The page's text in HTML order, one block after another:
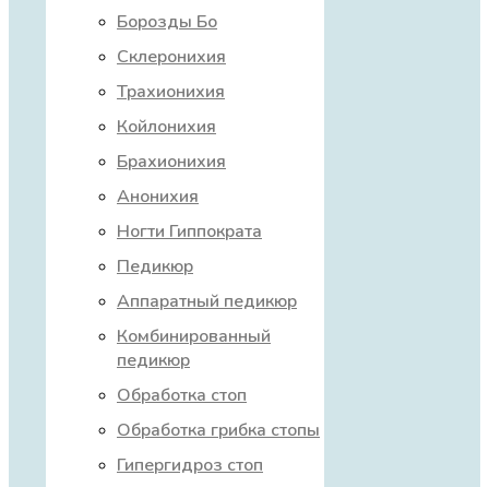
Борозды Бо
Склеронихия
Трахионихия
Койлонихия
Брахионихия
Анонихия
Ногти Гиппократа
Педикюр
Аппаратный педикюр
Комбинированный
педикюр
Обработка стоп
Обработка грибка стопы
Гипергидроз стоп